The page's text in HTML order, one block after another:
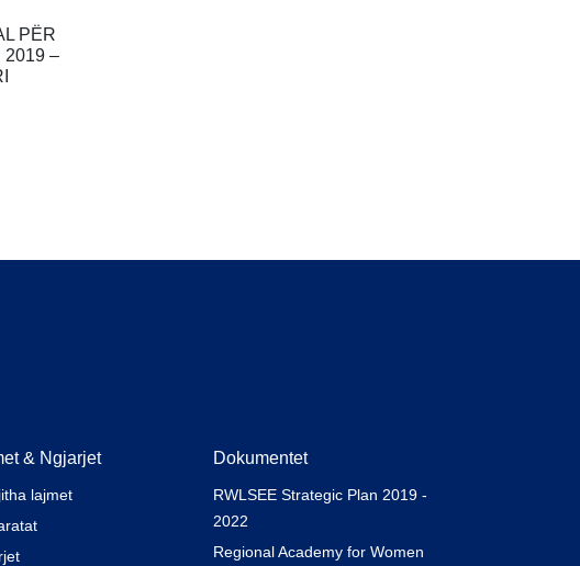
PËR
2019 –
& Ngjarjet
lajmet
Dokumentet
RWLSEE Strategic Plan 2019 -
2022
Regional Academy for Women